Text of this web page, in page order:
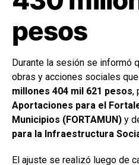
pesos
Durante la sesión se informó
obras y acciones sociales
millones 404 mil 621 pesos,
Aportaciones para el
Municipios (FORTAMUN) y
para la Infraestructura
El ajuste se realizó luego de